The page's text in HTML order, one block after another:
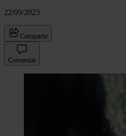
22/09/2023
Compartir
Comentar